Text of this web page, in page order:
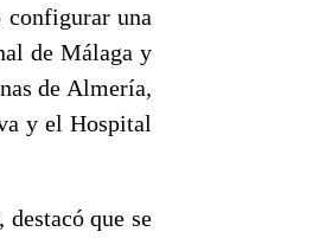
una
de Málaga y
de Almería,
y el Hospital
que se